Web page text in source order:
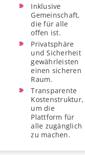
Inklusive
Gemeinschaft,
die für alle
offen ist.
Privatsphäre
und Sicherheit
gewährleisten
einen sicheren
Raum.
Transparente
Kostenstruktur,
um die
Plattform für
alle zugänglich
zu machen.